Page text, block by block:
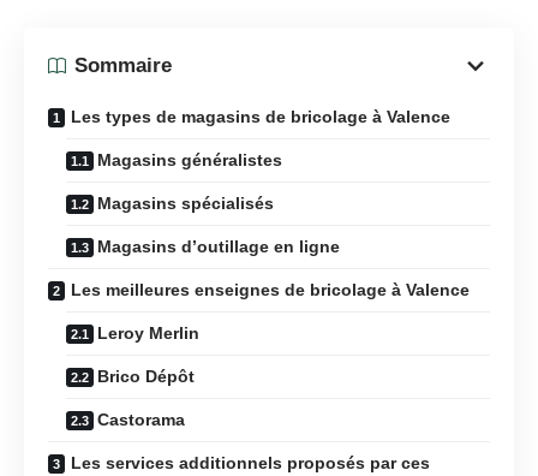
Sommaire
Les types de magasins de bricolage à Valence
Magasins généralistes
Magasins spécialisés
Magasins d’outillage en ligne
Les meilleures enseignes de bricolage à Valence
Leroy Merlin
Brico Dépôt
Castorama
Les services additionnels proposés par ces